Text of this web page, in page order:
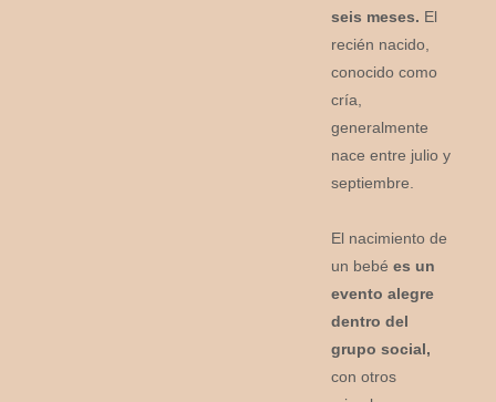
seis meses. El
recién nacido,
conocido como
cría,
generalmente
nace entre julio y
septiembre.
El nacimiento de
un bebées un
evento alegre
dentro del
grupo social,
con otros